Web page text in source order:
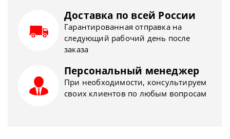
Доставка по всей России
Гарантированная отправка на
следующий рабочий день после
заказа
Персональный менеджер
При необходимости, консультируем
своих клиентов по любым вопросам